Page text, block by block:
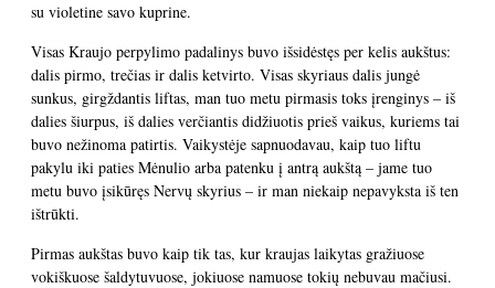
su violetine savo kuprine.
Visas Kraujo perpylimo padalinys buvo išsidėstęs per kelis aukštus:
dalis pirmo, trečias ir dalis ketvirto. Visas skyriaus dalis jungė
sunkus, girgždantis liftas, man tuo metu pirmasis toks įrenginys – iš
dalies šiurpus, iš dalies verčiantis didžiuotis prieš vaikus, kuriems tai
buvo nežinoma patirtis. Vaikystėje sapnuodavau, kaip tuo liftu
pakylu iki paties Mėnulio arba patenku į antrą aukštą – jame tuo
metu buvo įsikūręs Nervų skyrius – ir man niekaip nepavyksta iš ten
ištrūkti.
Pirmas aukštas buvo kaip tik tas, kur kraujas laikytas gražiuose
vokiškuose šaldytuvuose, jokiuose namuose tokių nebuvau mačiusi.